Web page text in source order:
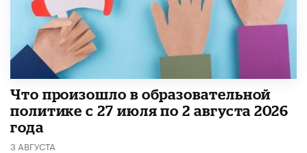
​Что произошло в образовательной
политике с 27 июля по 2 августа 2026
года
3 АВГУСТА